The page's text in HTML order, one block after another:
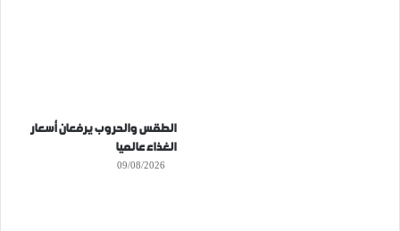
الطقس والحروب يرفعان أسعار
الغذاء عالميا
09/08/2026